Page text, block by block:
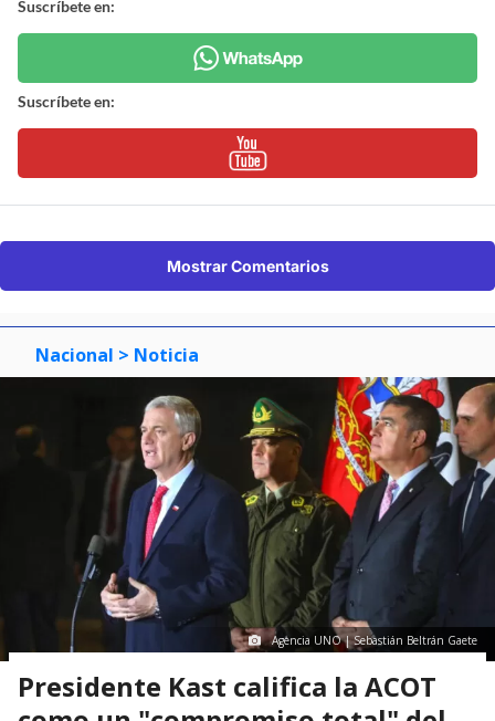
Suscríbete en:
Suscríbete en:
Mostrar Comentarios
Nacional > Noticia
Agencia UNO | Sebastián Beltrán Gaete
Presidente Kast califica la ACOT